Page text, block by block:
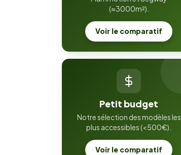
(≈3000m²).
Voir le comparatif
Petit budget
Notre sélection des modèles les
plus accessibles (<500€).
Voir le comparatif